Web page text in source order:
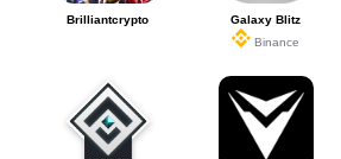
Brilliantcrypto
Galaxy Blitz
Binance